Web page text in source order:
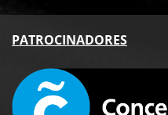
PATROCINADORES